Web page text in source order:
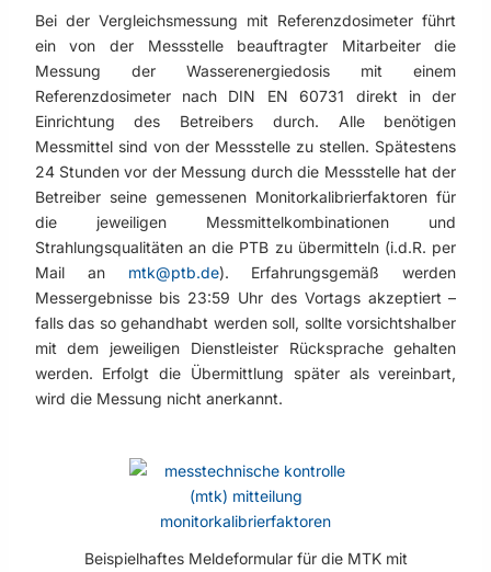
Bei der Vergleichsmessung mit Referenzdosimeter führt
ein von der Messstelle beauftragter Mitarbeiter die
Messung der Wasserenergiedosis mit einem
Referenzdosimeter nach DIN EN 60731 direkt in der
Einrichtung des Betreibers durch. Alle benötigen
Messmittel sind von der Messstelle zu stellen. Spätestens
24 Stunden vor der Messung durch die Messstelle hat der
Betreiber seine gemessenen Monitorkalibrierfaktoren für
die jeweiligen Messmittelkombinationen und
Strahlungsqualitäten an die PTB zu übermitteln (i.d.R. per
Mail an mtk@ptb.de). Erfahrungsgemäß werden
Messergebnisse bis 23:59 Uhr des Vortags akzeptiert –
falls das so gehandhabt werden soll, sollte vorsichtshalber
mit dem jeweiligen Dienstleister Rücksprache gehalten
werden. Erfolgt die Übermittlung später als vereinbart,
wird die Messung nicht anerkannt.
Beispielhaftes Meldeformular für die MTK mit